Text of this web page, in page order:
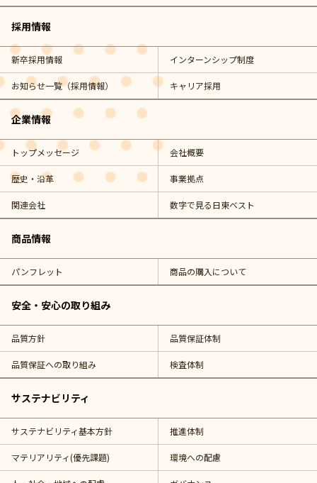
採用情報
新卒採用情報 インターンシップ制度
お知らせ一覧（採用情報） キャリア採用
企業情報
トップメッセージ 会社概要
歴史・沿革 事業拠点
関連会社 数字で見る日東ベスト
商品情報
パンフレット 商品の購入について
安全・安心の取り組み
品質方針 品質保証体制
品質保証への取り組み 検査体制
サステナビリティ
サステナビリティ基本方針 推進体制
マテリアリティ(優先課題) 環境への配慮